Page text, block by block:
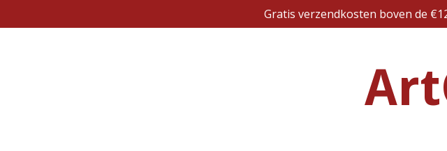
direct
Gratis verzendkosten boven de